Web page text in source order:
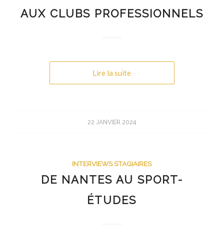
AUX CLUBS PROFESSIONNELS
Lire la suite
22 JANVIER 2024
INTERVIEWS STAGIAIRES
DE NANTES AU SPORT-
ÉTUDES